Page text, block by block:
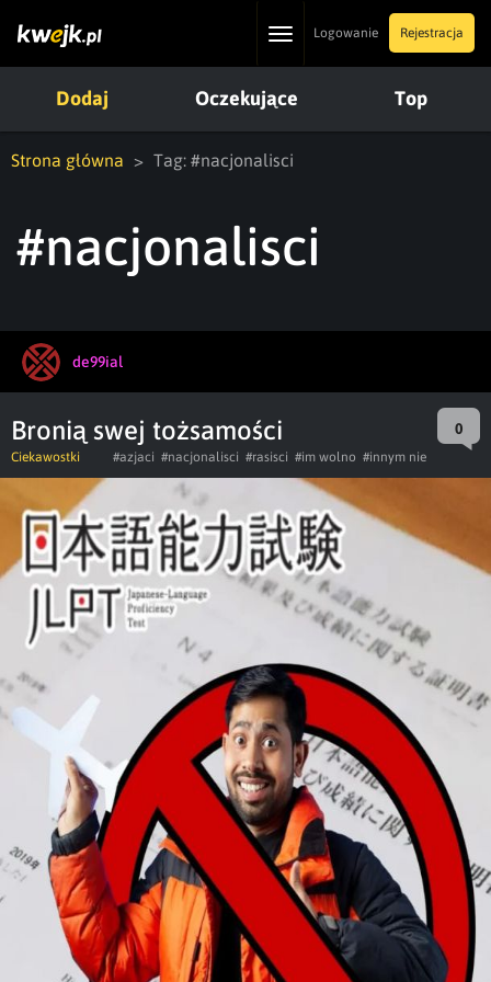
ToggleLogowanie Rejestracja
Dodaj Oczekujące Top
Strona główna Tag: #nacjonalisci
#nacjonalisci
de99ial
Bronią swej tożsamości 0
Ciekawostki #azjaci #nacjonalisci #rasisci #im wolno #innym nie